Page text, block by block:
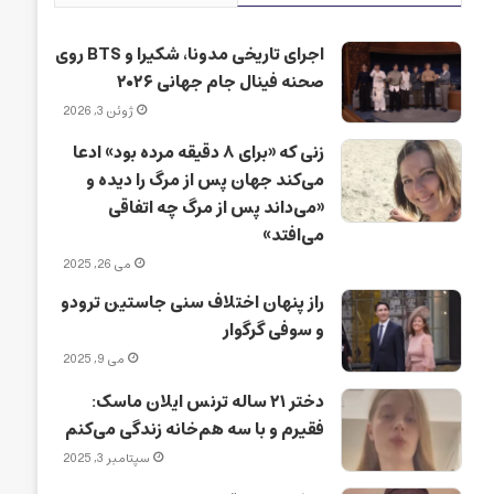
اجرای تاریخی مدونا، شکیرا و BTS روی
صحنه فینال جام جهانی ۲۰۲۶
ژوئن 3, 2026
زنی که «برای ۸ دقیقه مرده بود» ادعا
می‌کند جهان پس از مرگ را دیده و
«می‌داند پس از مرگ چه اتفاقی
می‌افتد»
می 26, 2025
راز پنهان اختلاف سنی جاستین ترودو
و سوفی گرگوار
می 9, 2025
دختر ۲۱ ساله ترنس ایلان ماسک:
فقیرم و با سه هم‌خانه زندگی می‌کنم
سپتامبر 3, 2025